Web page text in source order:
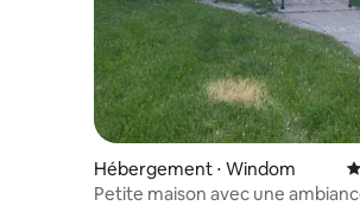
Hébergement ⋅ Windom
Petite maison avec une